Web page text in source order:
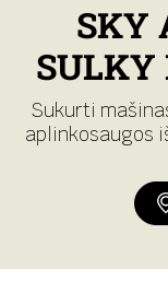
SKY
SULKY
Sukurti
aplinkosaugos